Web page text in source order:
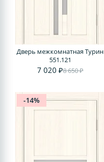
Дверь межкомнатная Турин
551.121
7 020 ₽8 650 ₽
-14%